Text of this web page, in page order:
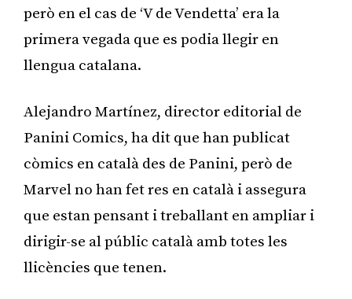
però en el cas de ‘V de Vendetta’ era la
primera vegada que es podia llegir en
llengua catalana.
Alejandro Martínez, director editorial de
Panini Comics, ha dit que han publicat
còmics en català des de Panini, però de
Marvel no han fet res en català i assegura
que estan pensant i treballant en ampliar i
dirigir-se al públic català amb totes les
llicències que tenen.